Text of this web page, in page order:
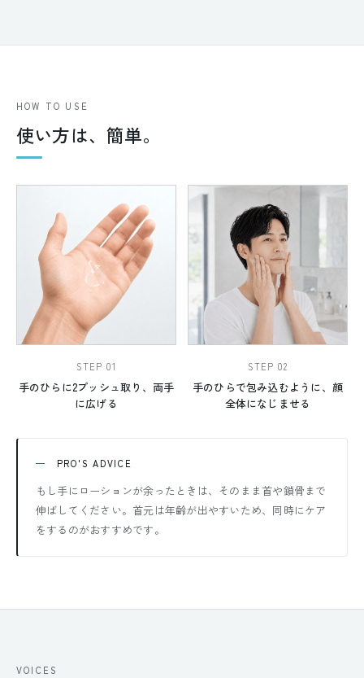
HOW TO USE
使い方は、簡単。
STEP 01
手のひらに2プッシュ取り、両手
に広げる
STEP 02
手のひらで包み込むように、顔
全体になじませる
PRO'S ADVICE
もし手にローションが余ったときは、そのまま首や鎖骨まで
伸ばしてください。首元は年齢が出やすいため、同時にケア
をするのがおすすめです。
VOICES